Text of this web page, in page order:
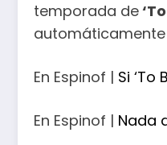
temporada de
En Espinof | Si
En Espinof | Nada